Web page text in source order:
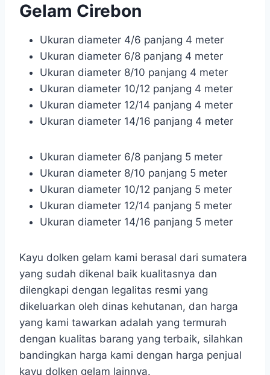
Gelam Cirebon
Ukuran diameter 4/6 panjang 4 meter
Ukuran diameter 6/8 panjang 4 meter
Ukuran diameter 8/10 panjang 4 meter
Ukuran diameter 10/12 panjang 4 meter
Ukuran diameter 12/14 panjang 4 meter
Ukuran diameter 14/16 panjang 4 meter
Ukuran diameter 6/8 panjang 5 meter
Ukuran diameter 8/10 panjang 5 meter
Ukuran diameter 10/12 panjang 5 meter
Ukuran diameter 12/14 panjang 5 meter
Ukuran diameter 14/16 panjang 5 meter
Kayu dolken gelam kami berasal dari sumatera
yang sudah dikenal baik kualitasnya dan
dilengkapi dengan legalitas resmi yang
dikeluarkan oleh dinas kehutanan, dan harga
yang kami tawarkan adalah yang termurah
dengan kualitas barang yang terbaik, silahkan
bandingkan harga kami dengan harga penjual
kayu dolken gelam lainnya.